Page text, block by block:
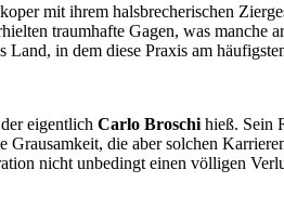
mit ihrem halsbrecherischen
traumhafte Gagen, was manche
in dem diese Praxis am
eigentlich Carlo Broschi hieß. Sein
die aber solchen
nicht unbedingt einen völligen